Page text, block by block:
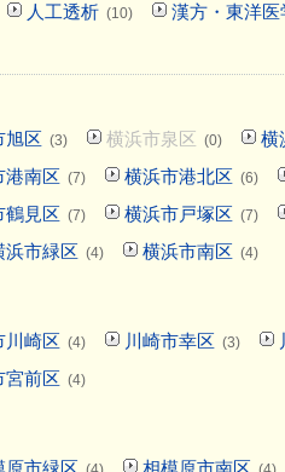
人工透析 (10) 漢方・東洋医
旭区 (3) 横浜市泉区 (0) 横
港南区 (7) 横浜市港北区 (6)
鶴見区 (7) 横浜市戸塚区 (7)
浜市緑区 (4) 横浜市南区 (4)
川崎区 (4) 川崎市幸区 (3)
宮前区 (4)
原市緑区 相模原市南区